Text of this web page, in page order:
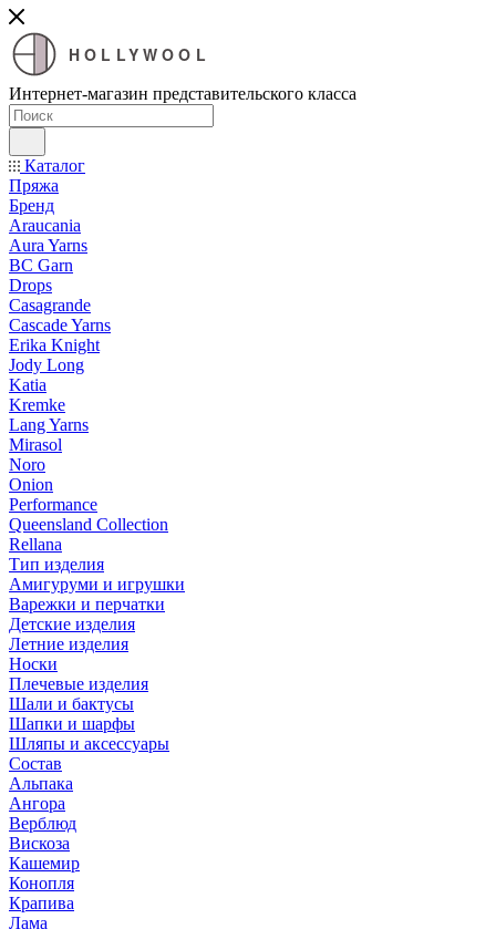
HOLLYWOOL
Интернет-магазин представительского класса
Каталог
Пряжа
Бренд
Araucania
Aura Yarns
BC Garn
Drops
Casagrande
Cascade Yarns
Erika Knight
Jody Long
Katia
Kremke
Lang Yarns
Mirasol
Noro
Onion
Performance
Queensland Collection
Rellana
Тип изделия
Амигуруми и игрушки
Варежки и перчатки
Детские изделия
Летние изделия
Носки
Плечевые изделия
Шали и бактусы
Шапки и шарфы
Шляпы и аксессуары
Состав
Альпака
Ангора
Верблюд
Вискоза
Кашемир
Конопля
Крапива
Лама